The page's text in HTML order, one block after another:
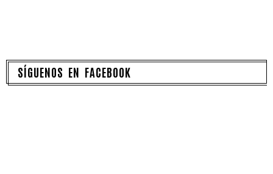
SÍGUENOS EN FACEBOOK